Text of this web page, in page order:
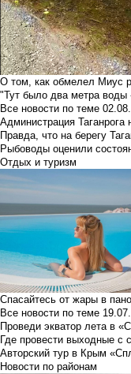
О том, как обмелел Миус
"Тут было два метра воды
Все новости по теме
Администрация
Правда, что на берегу
Рыбоводы оценили
Отдых и туризм
Спасайтесь от жары в
Все новости по теме
Проведи экватор лета в
Где провести выходные
Авторский тур в Крым
Новости по районам